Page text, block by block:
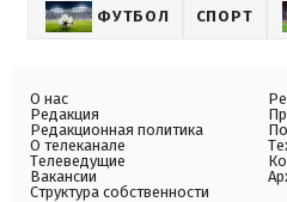
ФУТБОЛ СПОРТ
О нас
Редакция
Редакционная политика
О телеканале
Телеведущие
Вакансии
Структура собственности